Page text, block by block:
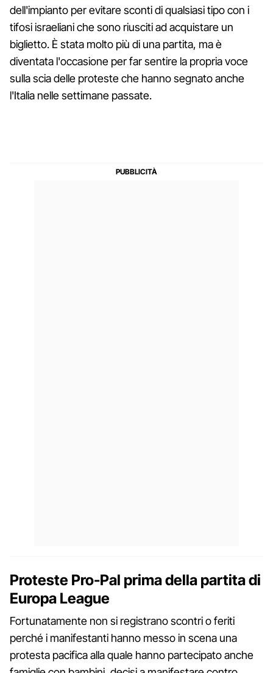
dell'impianto per evitare sconti di qualsiasi tipo con i
tifosi israeliani che sono riusciti ad acquistare un
biglietto. È stata molto più di una partita, ma è
diventata l'occasione per far sentire la propria voce
sulla scia delle proteste che hanno segnato anche
l'Italia nelle settimane passate.
Proteste Pro-Pal prima della partita di
Europa League
Fortunatamente non si registrano scontri o feriti
perché i manifestanti hanno messo in scena una
protesta pacifica alla quale hanno partecipato anche